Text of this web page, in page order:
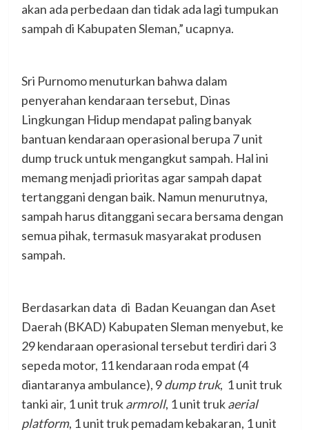
akan ada perbedaan dan tidak ada lagi tumpukan
sampah di Kabupaten Sleman,” ucapnya.
Sri Purnomo menuturkan bahwa dalam
penyerahan kendaraan tersebut, Dinas
Lingkungan Hidup mendapat paling banyak
bantuan kendaraan operasional berupa 7 unit
dump truck untuk mengangkut sampah. Hal ini
memang menjadi prioritas agar sampah dapat
tertanggani dengan baik. Namun menurutnya,
sampah harus ditanggani secara bersama dengan
semua pihak, termasuk masyarakat produsen
sampah.
Berdasarkan data di Badan Keuangan dan Aset
Daerah (BKAD) Kabupaten Sleman menyebut, ke
29 kendaraan operasional tersebut terdiri dari 3
sepeda motor, 11 kendaraan roda empat (4
diantaranya ambulance), 9dump truk, 1 unit truk
tanki air, 1 unit trukarmroll, 1 unit trukaerial
platform, 1 unit truk pemadam kebakaran, 1 unit